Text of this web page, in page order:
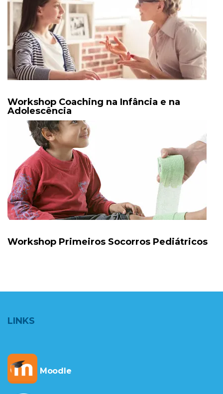
Workshop Coaching na Infância e na
Adolescência
Workshop Primeiros Socorros Pediátricos
LINKS
Moodle